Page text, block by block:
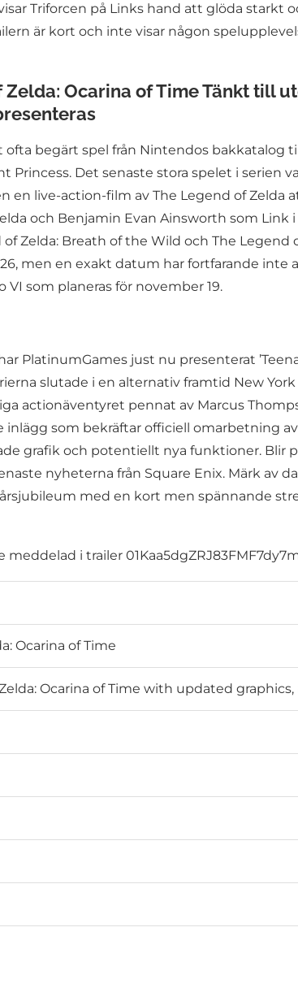
Triforcen på Links hand att glöda
är kort och inte visar någon
Ocarina of Time Tänkt till
ofta begärt spel från Nintendos bakkatalog
Princess. Det senaste stora spelet i serien
en live-action-film av The Legend of Zelda
och Benjamin Evan Ainsworth som Link
Zelda: Breath of the Wild och The Legend
men en exakt datum har fortfarande
som planeras för november 19.
PlatinumGames just nu presenterat
slutade i en alternativ framtid New
actionäventyret pennat av Marcus
som bekräftar officiell omarbetning av
grafik och potentiellt nya funktioner. Blir
nyheterna från Square Enix. Märk av
med en kort men spännande
Ocarina of Time
Ocarina of Time with updated